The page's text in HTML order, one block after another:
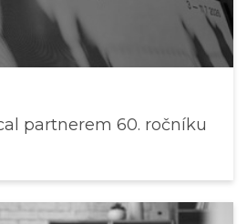
partnerem 60. ročníku